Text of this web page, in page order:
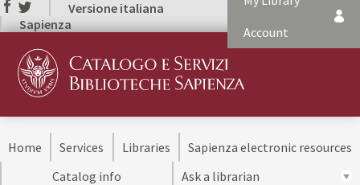
Versione italiana
Sapienza
Account
Home Services Libraries
Sapienza electronic resources
Catalog info
Ask a librarian